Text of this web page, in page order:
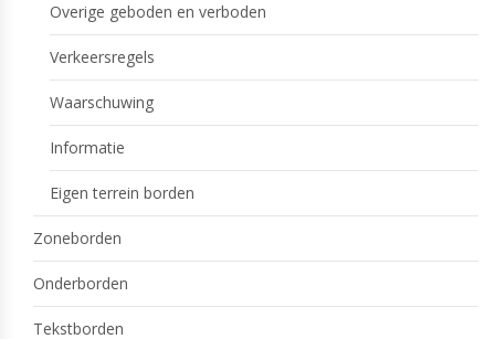
Overige geboden en verboden
Verkeersregels
Waarschuwing
Informatie
Eigen terrein borden
Zoneborden
Onderborden
Tekstborden